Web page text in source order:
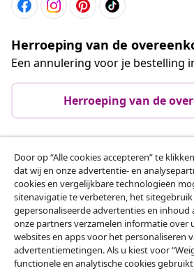
Herroeping van de
Een annulering voor je bestelling
Herroeping van de
Klantenservice
Zakelijk
vidaXL
Door op “Alle cookies accepteren” te
dat wij en onze advertentie- en
cookies en vergelijkbare technologieën
sitenavigatie te verbeteren, het sitegebruik
gepersonaliseerde advertenties en inhoud
onze partners verzamelen informatie over
websites en apps voor het personaliseren
advertentiemetingen. Als u kiest voor
functionele en analytische cookies